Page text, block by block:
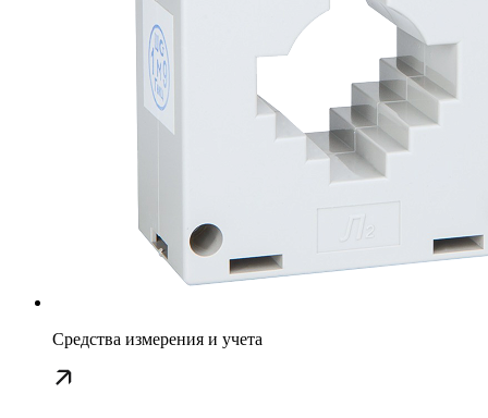
Средства измерения и учета